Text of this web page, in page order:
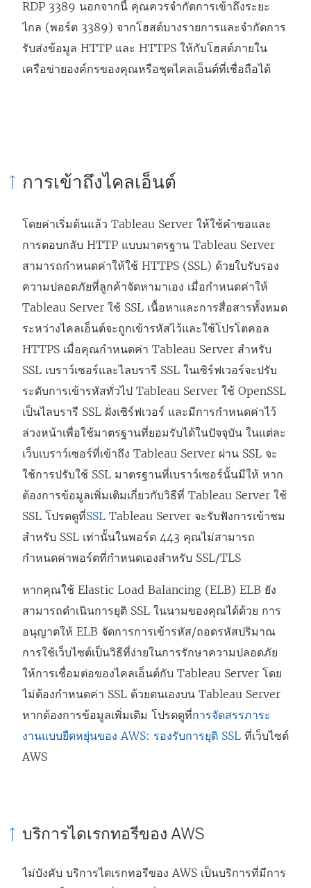
RDP 3389 นอกจากนี้ คุณควรจำกัดการเข้าถึงระยะ
ไกล (พอร์ต 3389) จากโฮสต์บางรายการและจำกัดการ
รับส่งข้อมูล HTTP และ HTTPS ให้กับโฮสต์ภายใน
เครือข่ายองค์กรของคุณหรือชุดไคลเอ็นต์ที่เชื่อถือได้
การเข้าถึงไคลเอ็นต์
โดยค่าเริ่มต้นแล้ว Tableau Server ให้ใช้คำขอและ
การตอบกลับ HTTP แบบมาตรฐาน Tableau Server
สามารถกำหนดค่าให้ใช้ HTTPS (SSL) ด้วยใบรับรอง
ความปลอดภัยที่ลูกค้าจัดหามาเอง เมื่อกำหนดค่าให้
Tableau Server ใช้ SSL เนื้อหาและการสื่อสารทั้งหมด
ระหว่างไคลเอ็นต์จะถูกเข้ารหัสไว้และใช้โปรโตคอล
HTTPS เมื่อคุณกำหนดค่า Tableau Server สำหรับ
SSL เบราว์เซอร์และไลบรารี SSL ในเซิร์ฟเวอร์จะปรับ
ระดับการเข้ารหัสทั่วไป Tableau Server ใช้ OpenSSL
เป็นไลบรารี SSL ฝั่งเซิร์ฟเวอร์ และมีการกำหนดค่าไว้
ล่วงหน้าเพื่อใช้มาตรฐานที่ยอมรับได้ในปัจจุบัน ในแต่ละ
เว็บเบราว์เซอร์ที่เข้าถึง Tableau Server ผ่าน SSL จะ
ใช้การปรับใช้ SSL มาตรฐานที่เบราว์เซอร์นั้นมีให้ หาก
ต้องการข้อมูลเพิ่มเติมเกี่ยวกับวิธีที่ Tableau Server ใช้
SSL โปรดดูที่SSL Tableau Server จะรับฟังการเข้าชม
สำหรับ SSL เท่านั้นในพอร์ต 443 คุณไม่สามารถ
กำหนดค่าพอร์ตที่กำหนดเองสำหรับ SSL/TLS
หากคุณใช้ Elastic Load Balancing (ELB) ELB ยัง
สามารถดำเนินการยุติ SSL ในนามของคุณได้ด้วย การ
อนุญาตให้ ELB จัดการการเข้ารหัส/ถอดรหัสปริมาณ
การใช้เว็บไซต์เป็นวิธีที่ง่ายในการรักษาความปลอดภัย
ให้การเชื่อมต่อของไคลเอ็นต์กับ Tableau Server โดย
ไม่ต้องกำหนดค่า SSL ด้วยตนเองบน Tableau Server
หากต้องการข้อมูลเพิ่มเติม โปรดดูที่การจัดสรรภาระ
งานแบบยืดหยุ่นของ AWS: รองรับการยุติ SSL ที่เว็บไซต์
AWS
บริการไดเรกทอรีของ AWS
ไม่บังคับ บริการไดเรกทอรีของ AWS เป็นบริการที่มีการ